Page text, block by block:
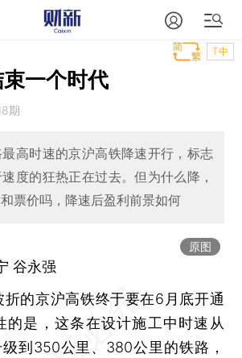
T中
一个时代
期
高时速的京沪高铁降速开行，标志
度的狂热正在过去。但为什么降，
票价吗，降速后盈利前景如何
原图
谷永强
的京沪高铁终于要在6月底开通
的是，这条在设计施工中时速从
到350公里、380公里的铁路，